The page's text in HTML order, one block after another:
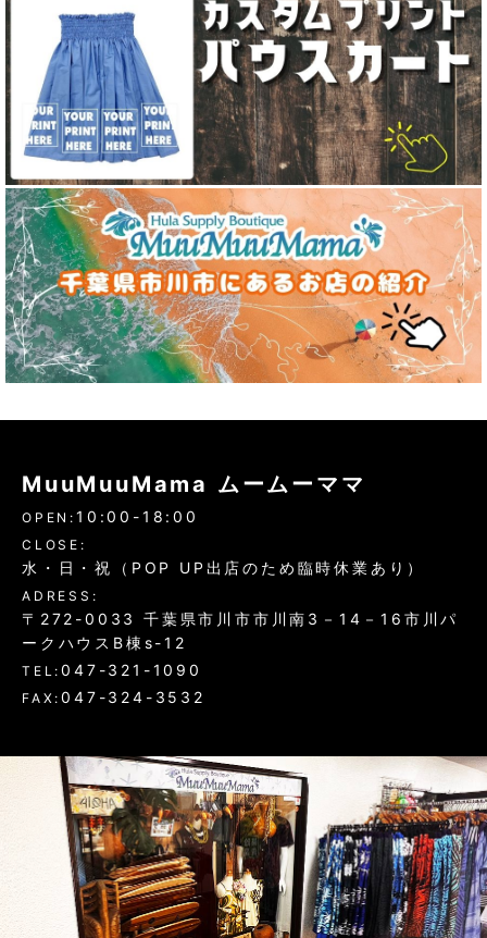
MuuMuuMama ムームーママ
OPEN: 10:00-18:00
CLOSE:
水・日・祝（POP UP出店のため臨時休業あり）
ADRESS:
〒272-0033 千葉県市川市市川南3－14－16市川パ
ークハウスB棟s-12
TEL:047-321-1090
FAX:047-324-3532